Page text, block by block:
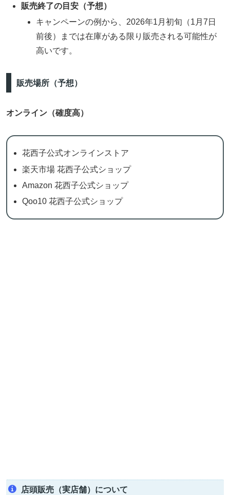
販売終了の目安（予想）
キャンペーンの例から、2026年1月初旬（1月7日
前後）までは在庫がある限り販売される可能性が
高いです。
販売場所（予想）
オンライン（確度高）
花西子公式オンラインストア
楽天市場 花西子公式ショップ
Amazon 花西子公式ショップ
Qoo10 花西子公式ショップ
店頭販売（実店舗）について